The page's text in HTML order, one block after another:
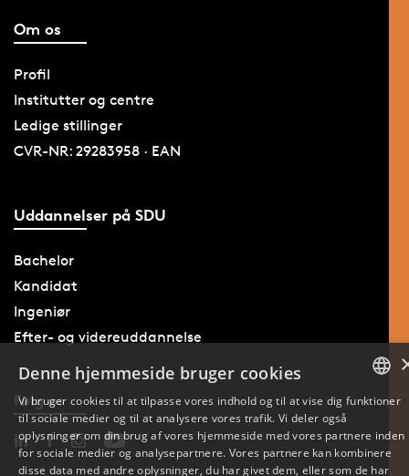
Om os
Profil
Institutter og centre
Ledige stillinger
CVR-NR: 29283958 · EAN
Uddannelser på SDU
Bachelor
Kandidat
Ingeniør
Efter- og videreuddannelse
Følg os
ENGLISH
Denne hjemmeside bruger cookies
Vi bruger cookies til at tilpasse vores indhold og til at vise dig funktioner
til sociale medier og til at analysere vores trafik. Vi deler også
oplysninger om din brug af vores hjemmeside med vores partnere inden
for sociale medier og analysepartnere. Vores partnere kan kombinere
disse data med andre oplysninger, du har givet dem, eller som de har